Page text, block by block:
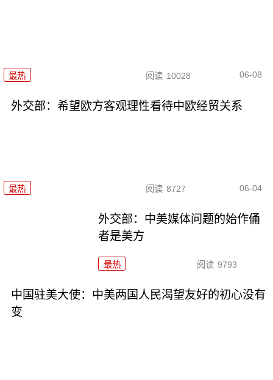
最热 阅读 10028 06-08
外交部：希望欧方客观理性看待中欧经贸关系
最热 阅读 8727 06-04
外交部：中美媒体问题的始作俑
者是美方
最热 阅读 9793
中国驻美大使：中美两国人民渴望友好的初心没有
变